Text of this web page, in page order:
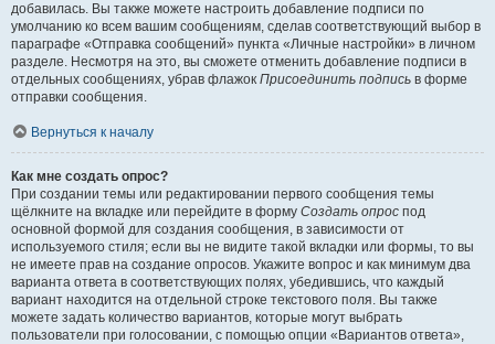
добавилась. Вы также можете настроить добавление подписи по
умолчанию ко всем вашим сообщениям, сделав соответствующий выбор в
параграфе «Отправка сообщений» пункта «Личные настройки» в личном
разделе. Несмотря на это, вы сможете отменить добавление подписи в
отдельных сообщениях, убрав флажок Присоединить подпись в форме
отправки сообщения.
Вернуться к началу
Как мне создать опрос?
При создании темы или редактировании первого сообщения темы
щёлкните на вкладке или перейдите в форму Создать опрос под
основной формой для создания сообщения, в зависимости от
используемого стиля; если вы не видите такой вкладки или формы, то вы
не имеете прав на создание опросов. Укажите вопрос и как минимум два
варианта ответа в соответствующих полях, убедившись, что каждый
вариант находится на отдельной строке текстового поля. Вы также
можете задать количество вариантов, которые могут выбрать
пользователи при голосовании, с помощью опции «Вариантов ответа»,